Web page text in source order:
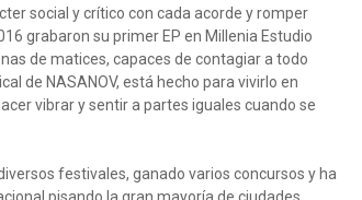
social y crítico con cada acorde y romper
grabaron su primer EP en Millenia Estudio
de matices, capaces de contagiar a todo
de NASANOV, está hecho para vivirlo en
vibrar y sentir a partes iguales cuando se
festivales, ganado varios concursos y ha